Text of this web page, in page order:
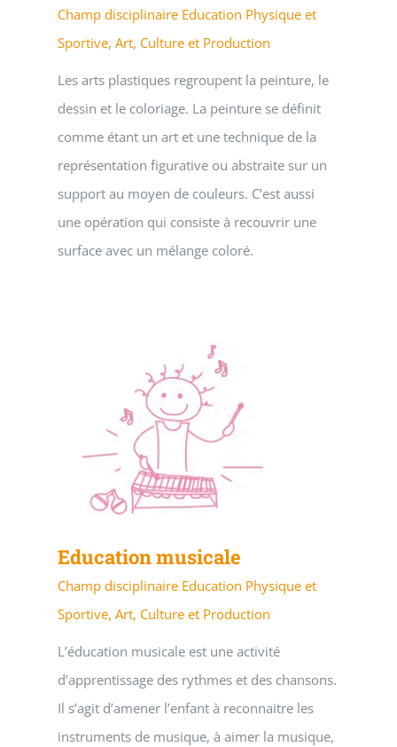
Champ disciplinaire Education Physique et
Sportive, Art, Culture et Production
Les arts plastiques regroupent la peinture, le
dessin et le coloriage. La peinture se définit
comme étant un art et une technique de la
représentation figurative ou abstraite sur un
support au moyen de couleurs. C’est aussi
une opération qui consiste à recouvrir une
surface avec un mélange coloré.
Education musicale
Champ disciplinaire Education Physique et
Sportive, Art, Culture et Production
L’éducation musicale est une activité
d’apprentissage des rythmes et des chansons.
Il s’agit d’amener l’enfant à reconnaitre les
instruments de musique, à aimer la musique,